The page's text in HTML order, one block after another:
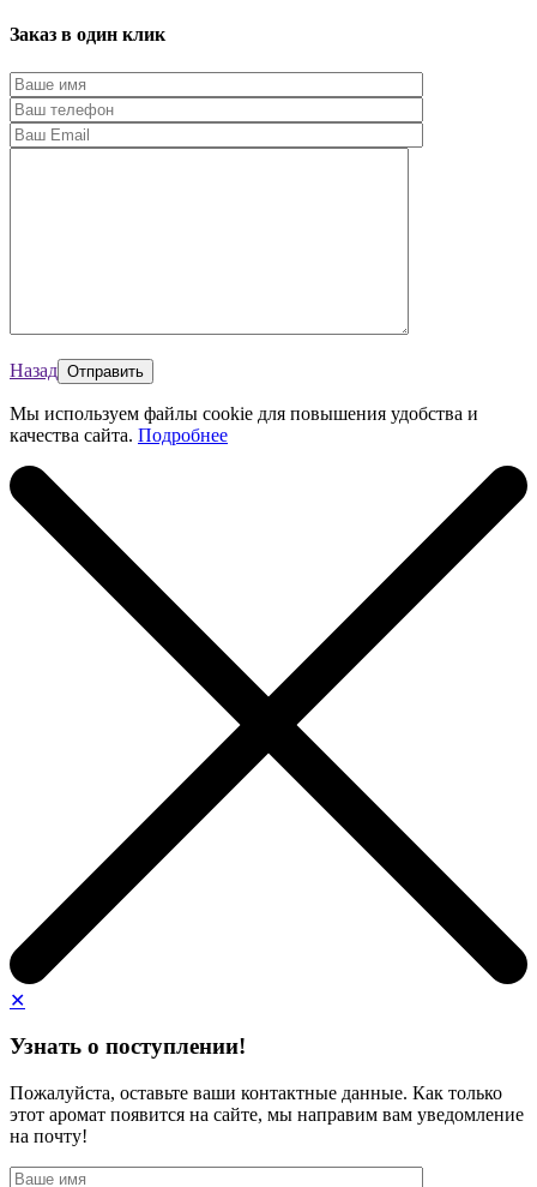
Заказ в один клик
Назад
Мы используем файлы cookie для повышения удобства и
качества сайта. Подробнее
✕
Узнать о поступлении!
Пожалуйста, оставьте ваши контактные данные. Как только
этот аромат появится на сайте, мы направим вам уведомление
на почту!